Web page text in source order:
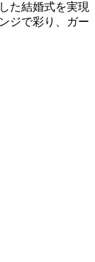
た結婚式を実現
ジで彩り、ガー